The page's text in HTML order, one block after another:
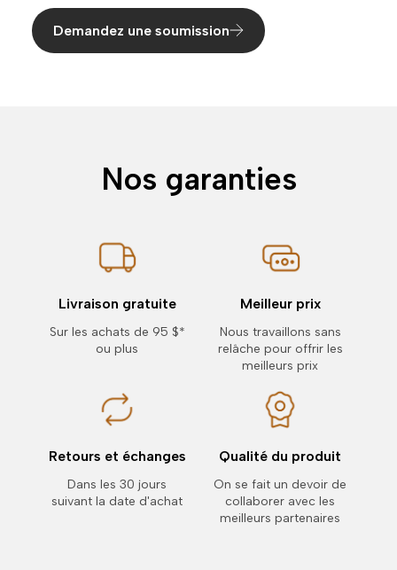
Demandez une soumission
Nos garanties
Livraison gratuite
Sur les achats de 95 $*
ou plus
Meilleur prix
Nous travaillons sans
relâche pour offrir les
meilleurs prix
Retours et échanges
Dans les 30 jours
suivant la date d'achat
Qualité du produit
On se fait un devoir de
collaborer avec les
meilleurs partenaires